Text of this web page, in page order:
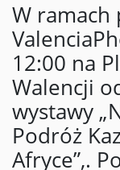
W ramach
12:00 na
Walencji
wystawy
Podróż
Afryce”,.